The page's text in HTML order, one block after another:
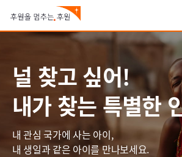
나와 너의 인연
널 찾고 싶어!
내가 찾는 특별한
내 관심 국가에 사는 아이,
내 생일과 같은 아이를 만나보세요.